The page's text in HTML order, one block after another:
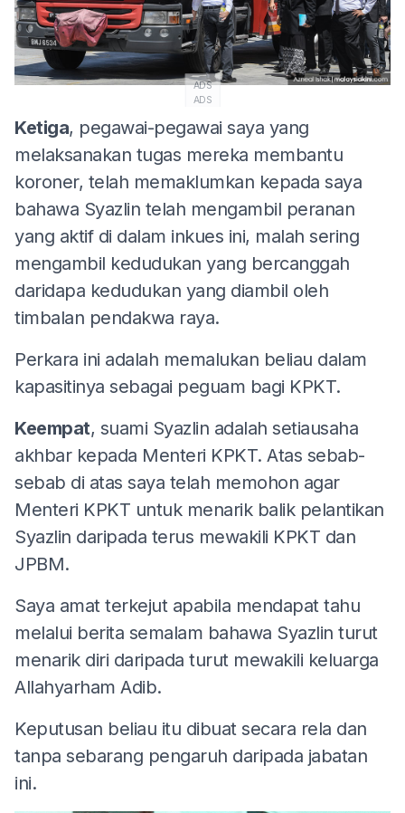
ADS
ADS
Ketiga, pegawai-pegawai saya yang
melaksanakan tugas mereka membantu
koroner, telah memaklumkan kepada saya
bahawa Syazlin telah mengambil peranan
yang aktif di dalam inkues ini, malah sering
mengambil kedudukan yang bercanggah
daridapa kedudukan yang diambil oleh
timbalan pendakwa raya.
Perkara ini adalah memalukan beliau dalam
kapasitinya sebagai peguam bagi KPKT.
Keempat, suami Syazlin adalah setiausaha
akhbar kepada Menteri KPKT. Atas sebab-
sebab di atas saya telah memohon agar
Menteri KPKT untuk menarik balik pelantikan
Syazlin daripada terus mewakili KPKT dan
JPBM.
Saya amat terkejut apabila mendapat tahu
melalui berita semalam bahawa Syazlin turut
menarik diri daripada turut mewakili keluarga
Allahyarham Adib.
Keputusan beliau itu dibuat secara rela dan
tanpa sebarang pengaruh daripada jabatan
ini.